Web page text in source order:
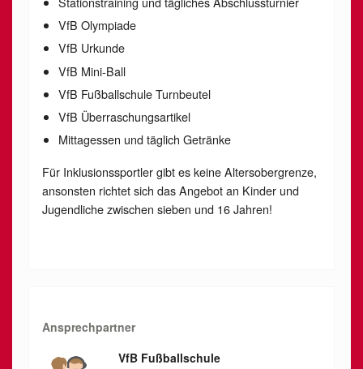
VfB Olympiade
VfB Urkunde
VfB Mini-Ball
VfB Fußballschule Turnbeutel
VfB Überraschungsartikel
Mittagessen und täglich Getränke
Für Inklusionssportler gibt es keine Altersobergrenze,
ansonsten richtet sich das Angebot an Kinder und
Jugendliche zwischen sieben und 16 Jahren!
Ansprechpartner
VfB Fußballschule